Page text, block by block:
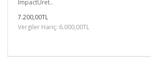
ImpactÜret..
7.200,00TL
Vergiler Hariç: 6.000,00TL